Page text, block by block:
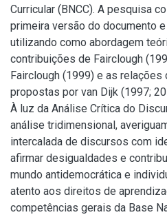
Curricular (BNCC). A pesquisa
primeira versão do documento
utilizando como abordagem
contribuições de Fairclough
Fairclough (1999) e as
propostas por van Dijk (1997;
À luz da Análise Crítica do
análise tridimensional,
intercalada de discursos com
afirmar desigualdades e
mundo antidemocrática e
atento aos direitos de
competências gerais da Base